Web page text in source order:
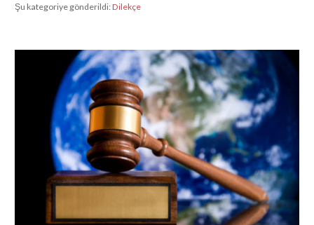
Şu kategoriye gönderildi:Dilekçe